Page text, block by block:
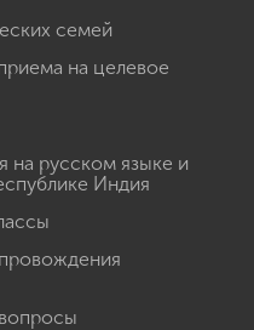
семей
на целевое
на русском языке и
Индия